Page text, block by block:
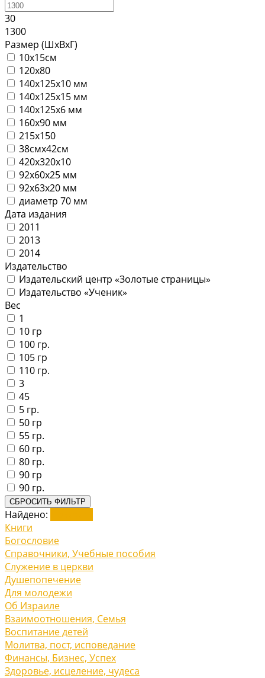
30
1300
Размер (ШхВхГ)
10х15см
120х80
140х125х10 мм
140х125х15 мм
140х125х6 мм
160х90 мм
215х150
38смх42см
420х320х10
92х60х25 мм
92х63х20 мм
диаметр 70 мм
Дата издания
2011
2013
2014
Издательство
Издательский центр «Золотые страницы»
Издательство «Ученик»
Вес
1
10 гр
100 гр.
105 гр
110 гр.
3
45
5 гр.
50 гр
55 гр.
60 гр.
80 гр.
90 гр
90 гр.
СБРОСИТЬ ФИЛЬТР
Найдено:
Книги
Богословие
Справочники, Учебные пособия
Служение в церкви
Душепопечение
Для молодежи
Об Израиле
Взаимоотношения, Cемья
Воспитание детей
Молитва, пост, исповедание
Финансы, Бизнес, Успех
Здоровье, исцеление, чудеса